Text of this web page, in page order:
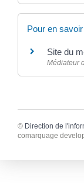
Pour en
Site du
Médiateur
© Direction de
comarquage